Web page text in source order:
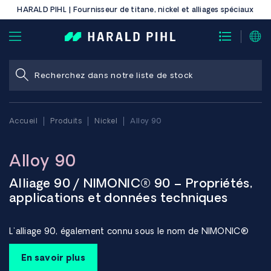
HARALD PIHL | Fournisseur de titane, nickel et alliages spéciaux
Accueil Produits Nickel Alloy 90
Alloy 90
Alliage 90 / NIMONIC® 90 – Propriétés,
applications et données techniques
L'alliage 90, également connu sous le nom de NIMONIC®
90, est un superalliage nickel-cobalt-chrome à
durcissement structural, conçu pour offrir une résistance
En savoir plus